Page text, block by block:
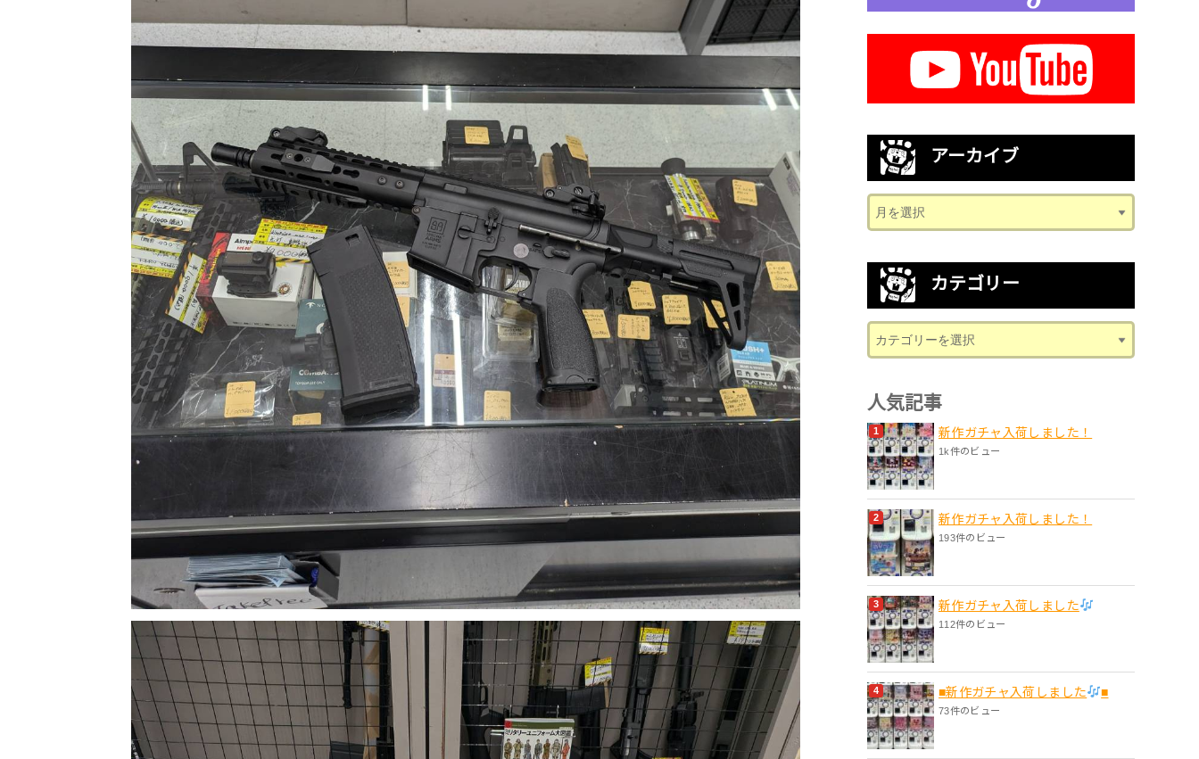
アーカイブ
カテゴリー
人気記事
新作ガチャ入荷しました！
1k件のビュー
新作ガチャ入荷しました！
193件のビュー
新作ガチャ入荷しました
112件のビュー
■新作ガチャ入荷しました ■
73件のビュー